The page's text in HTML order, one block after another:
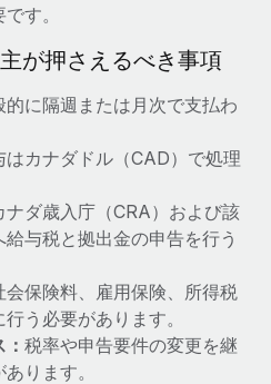
す。
が押さえるべき事項
的に隔週または月次で支払わ
はカナダドル（CAD）で処理
ナダ歳入庁（CRA）および該
与税と拠出金の申告を行う
会保険料、雇用保険、所得税
う必要があります。
税率や申告要件の変更を継
ります。